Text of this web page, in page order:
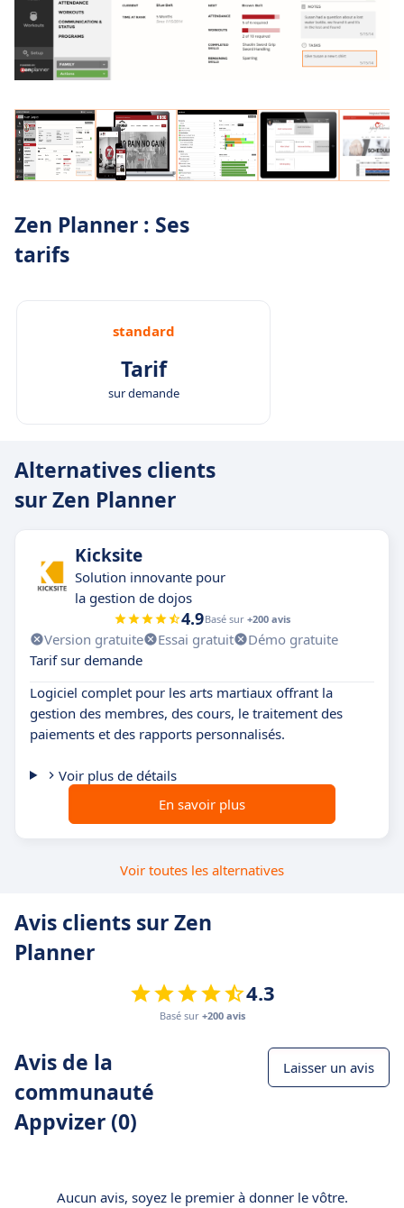
Zen Planner : Ses
tarifs
standard
Tarif
sur demande
Alternatives clients
sur Zen Planner
Kicksite
Solution innovante pour
la gestion de dojos
4.9Basé sur +200 avis
Version gratuite Essai gratuit
Démo gratuite
Tarif sur demande
Logiciel complet pour les arts martiaux offrant la
gestion des membres, des cours, le traitement des
paiements et des rapports personnalisés.
Voir plus de détails
En savoir plus
Voir toutes les alternatives
Avis clients sur Zen
Planner
4.3
Basé sur +200 avis
Avis de la
communauté
Appvizer (0)
Laisser un avis
Aucun avis, soyez le premier à donner le vôtre.